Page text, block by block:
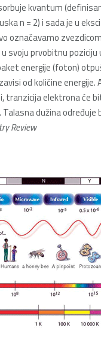
kvantum
n = 2) i sada je u
označavamo
svoju prvobitnu
energije (foton)
od količine energije.
tranzicija elektrona će
dužina određuje
Review